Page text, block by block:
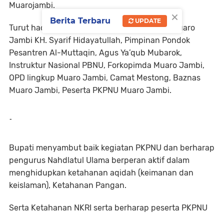
Muarojambi.
Turut hadir dalam kegiatan itu Ketua PCNU Muaro
Jambi KH. Syarif Hidayatullah, Pimpinan Pondok
Pesantren Al-Muttaqin, Agus Ya’qub Mubarok,
Instruktur Nasional PBNU, Forkopimda Muaro Jambi,
OPD lingkup Muaro Jambi, Camat Mestong, Baznas
Muaro Jambi, Peserta PKPNU Muaro Jambi.
-
Bupati menyambut baik kegiatan PKPNU dan berharap
pengurus Nahdlatul Ulama berperan aktif dalam
menghidupkan ketahanan aqidah (keimanan dan
keislaman), Ketahanan Pangan.
Serta Ketahanan NKRI serta berharap peserta PKPNU
×
Berita Terbaru UPDATE